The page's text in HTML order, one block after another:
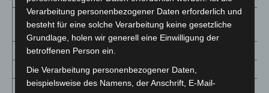
Osnabrück,
Stadt
3658 (+41) 2 213,6 259
Osterholz 1466 (+13)
Peine
2136 (+84) 1 584,6
Rotenburg
Verarbeitung personenbezogener Daten erforderlich und
besteht für eine solche Verarbeitung keine gesetzliche
Grundlage, holen wir generell eine Einwilligung der
betroffenen Person ein.
Die Verarbeitung personenbezogener Daten,
beispielsweise des Namens, der Anschrift, E-Mail-